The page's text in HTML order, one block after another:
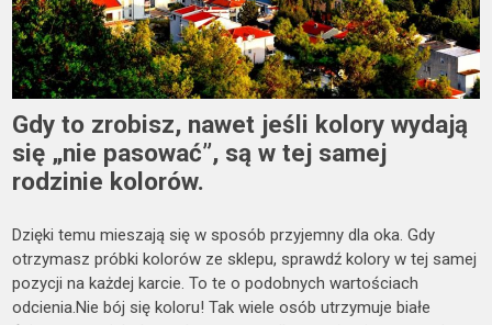
Gdy to zrobisz, nawet jeśli kolory wydają
się „nie pasować”, są w tej samej
rodzinie kolorów.
Dzięki temu mieszają się w sposób przyjemny dla oka. Gdy
otrzymasz próbki kolorów ze sklepu, sprawdź kolory w tej samej
pozycji na każdej karcie. To te o podobnych wartościach
odcienia.Nie bój się koloru! Tak wiele osób utrzymuje białe